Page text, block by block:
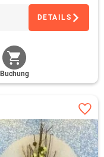
DETAILS
Buchung